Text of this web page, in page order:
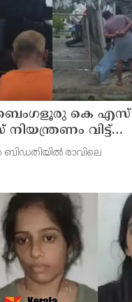
ബെംഗളൂരു കെ എസ്
വിട്ട്
ഡ്രൈവര്‍ക്കും
രാവിലെ